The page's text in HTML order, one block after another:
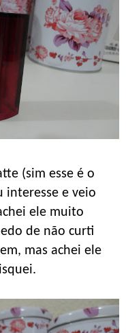
(sim esse é o
interesse e veio
ele muito
de não curti
mas achei ele